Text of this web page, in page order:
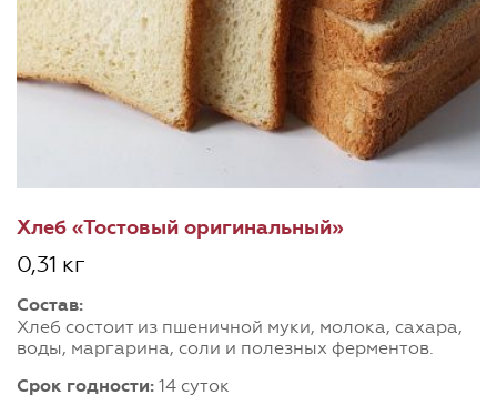
Хлеб «Тостовый оригинальный»
0,31 кг
Состав:
Хлеб состоит из пшеничной муки, молока, сахара,
воды, маргарина, соли и полезных ферментов.
Срок годности: 14 суток